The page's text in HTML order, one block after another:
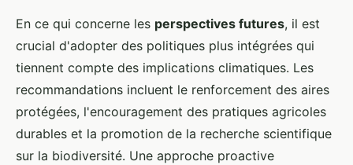
En ce qui concerne les perspectives futures, il est
crucial d'adopter des politiques plus intégrées qui
tiennent compte des implications climatiques. Les
recommandations incluent le renforcement des aires
protégées, l'encouragement des pratiques agricoles
durables et la promotion de la recherche scientifique
sur la biodiversité. Une approche proactive